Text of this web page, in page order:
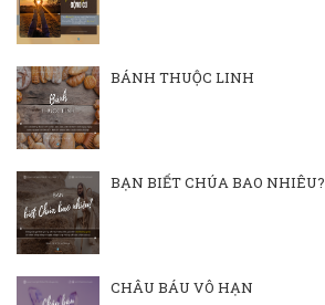
BÁNH THUỘC LINH
BẠN BIẾT CHÚA BAO NHIÊU?
CHÂU BÁU VÔ HẠN